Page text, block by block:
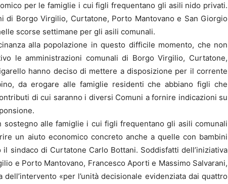
per le famiglie i cui figli frequentano gli asili nido privati.
di Borgo Virgilio, Curtatone, Porto Mantovano e San Giorgio
scorse settimane per gli asili comunali.
alla popolazione in questo difficile momento, che non
le amministrazioni comunali di Borgo Virgilio, Curtatone,
hanno deciso di mettere a disposizione per il corrente
da erogare alle famiglie residenti che abbiano figli che
di cui saranno i diversi Comuni a fornire indicazioni su
sostegno alle famiglie i cui figli frequentano gli asili comunali
un aiuto economico concreto anche a quelle con bambini
sindaco di Curtatone Carlo Bottani. Soddisfatti dell’iniziativa
e Porto Mantovano, Francesco Aporti e Massimo Salvarani,
«per l’unità decisionale evidenziata dai quattro